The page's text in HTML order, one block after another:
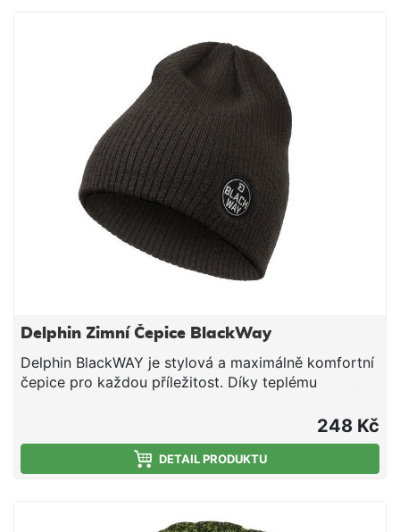
příležitost, která by rozhodně měla být součástí
vašeho zimního outfitu. Materiálové složení: 100%
Delphin Zimní Čepice BlackWay
Delphin BlackWAY je stylová a maximálně komfortní
čepice pro každou příležitost. Díky teplému
předurčuje i k využití ve městě, na svahu a při
různých volnočasových aktivitách. Ať už se ji
rozhodnete použít kdekoli, vždy vám poskytne
Materiálové složení: 100% akryl
248 Kč
DETAIL PRODUKTU